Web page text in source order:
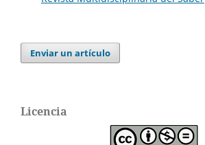
Enviar un artículo
Licencia